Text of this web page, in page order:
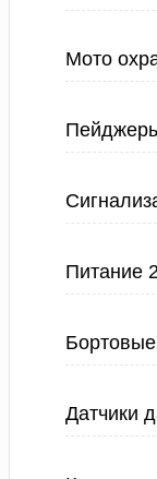
Мото
Питание
Датчики